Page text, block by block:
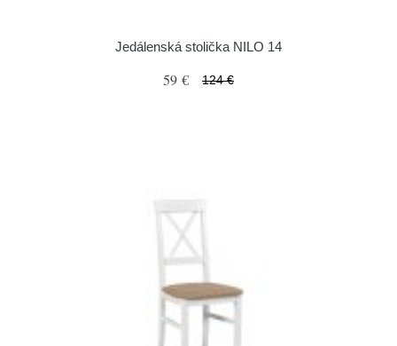
Jedálenská stolička NILO 14
59 € 124 €